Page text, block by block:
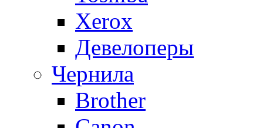
Xerox
Девелоперы
Чернила
Brother